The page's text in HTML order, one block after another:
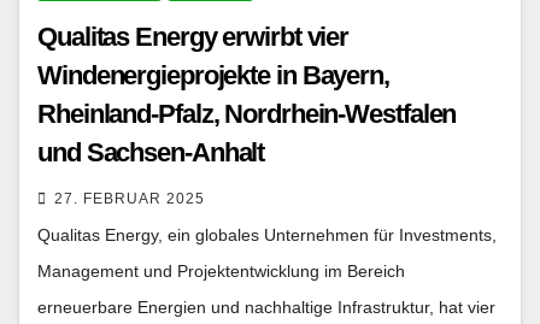
Qualitas Energy erwirbt vier
Windenergieprojekte in Bayern,
Rheinland-Pfalz, Nordrhein-Westfalen
und Sachsen-Anhalt
27. FEBRUAR 2025
Qualitas Energy, ein globales Unternehmen für Investments,
Management und Projektentwicklung im Bereich
erneuerbare Energien und nachhaltige Infrastruktur, hat vier